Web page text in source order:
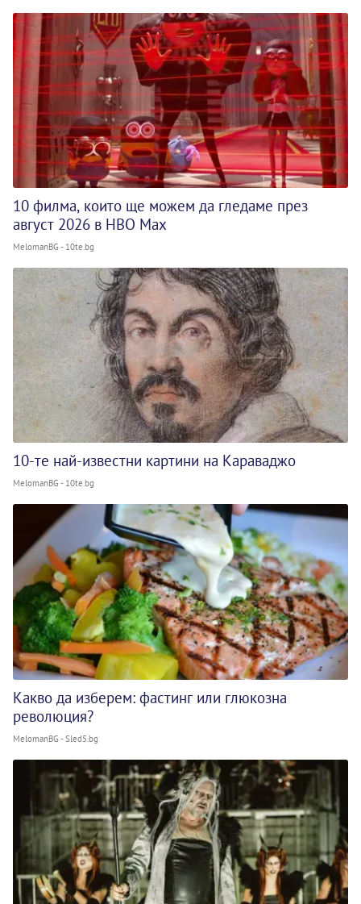
10 филма, които ще можем да гледаме през
август 2026 в HBO Max
MelomanBG - 10te.bg
10-те най-известни картини на Караваджо
MelomanBG - 10te.bg
Какво да изберем: фастинг или глюкозна
революция?
MelomanBG - Sled5.bg